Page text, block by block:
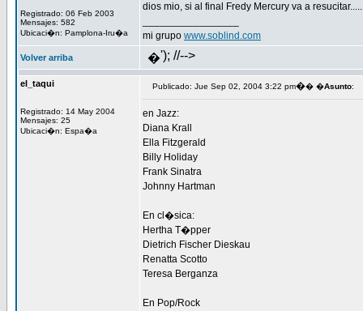
Registrado: 06 Feb 2003
Mensajes: 582
Ubicaci�n: Pamplona-Iru�a
dios mio, si al final Fredy Mercury va a
mi grupo www.soblind.com
Volver arriba �'); //-->
el_taqui
Registrado: 14 May 2004
Mensajes: 25
Ubicaci�n: Espa�a
Publicado: Jue Sep 02, 2004 3:22 pm�� �Asunto:
en Jazz:
Diana Krall
Ella Fitzgerald
Billy Holiday
Frank Sinatra
Johnny Hartman
En cl�sica:
Hertha T�pper
Dietrich Fischer Dieskau
Renatta Scotto
Teresa Berganza
En Pop/Rock